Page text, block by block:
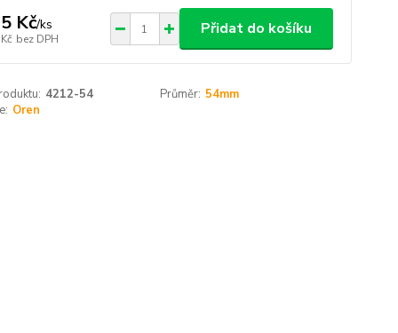
Kč/ks
bez DPH
Přidat do košíku
4212-54 Průměr: 54mm
Oren